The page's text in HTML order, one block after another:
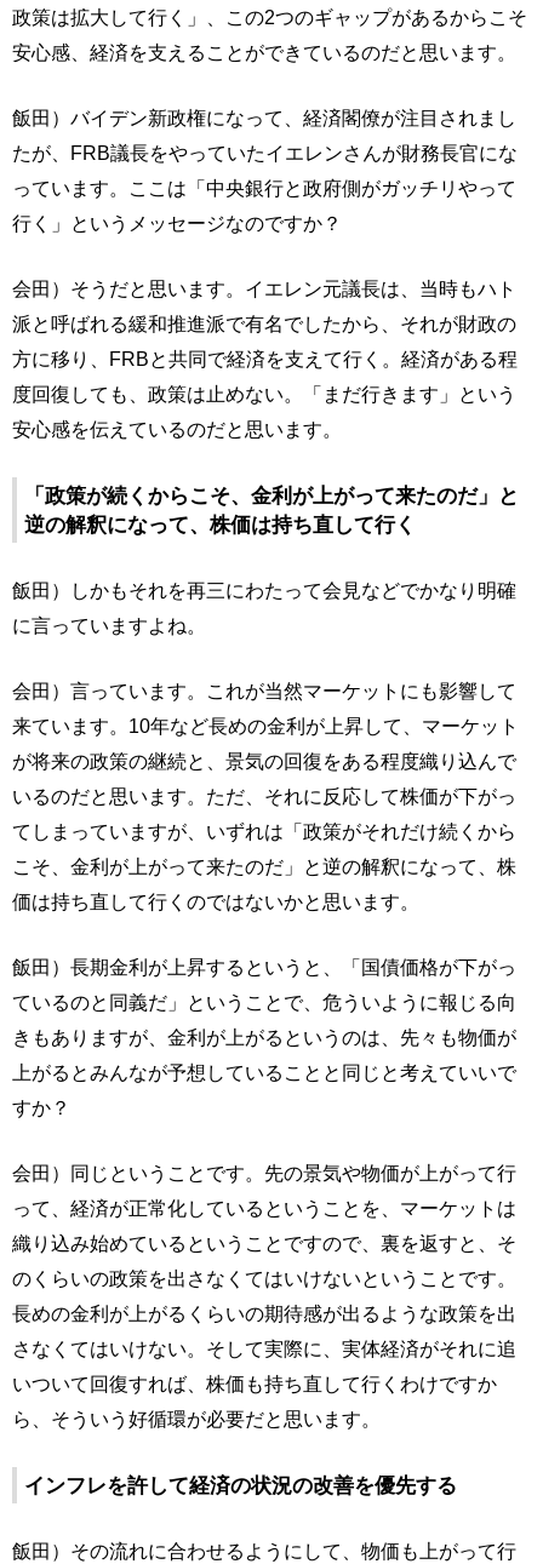
政策は拡大して行く」、この2つのギャップがあるからこそ
安心感、経済を支えることができているのだと思います。
飯田）バイデン新政権になって、経済閣僚が注目されまし
たが、FRB議長をやっていたイエレンさんが財務長官にな
っています。ここは「中央銀行と政府側がガッチリやって
行く」というメッセージなのですか？
会田）そうだと思います。イエレン元議長は、当時もハト
派と呼ばれる緩和推進派で有名でしたから、それが財政の
方に移り、FRBと共同で経済を支えて行く。経済がある程
度回復しても、政策は止めない。「まだ行きます」という
安心感を伝えているのだと思います。
「政策が続くからこそ、金利が上がって来たのだ」と
逆の解釈になって、株価は持ち直して行く
飯田）しかもそれを再三にわたって会見などでかなり明確
に言っていますよね。
会田）言っています。これが当然マーケットにも影響して
来ています。10年など長めの金利が上昇して、マーケット
が将来の政策の継続と、景気の回復をある程度織り込んで
いるのだと思います。ただ、それに反応して株価が下がっ
てしまっていますが、いずれは「政策がそれだけ続くから
こそ、金利が上がって来たのだ」と逆の解釈になって、株
価は持ち直して行くのではないかと思います。
飯田）長期金利が上昇するというと、「国債価格が下がっ
ているのと同義だ」ということで、危ういように報じる向
きもありますが、金利が上がるというのは、先々も物価が
上がるとみんなが予想していることと同じと考えていいで
すか？
会田）同じということです。先の景気や物価が上がって行
って、経済が正常化しているということを、マーケットは
織り込み始めているということですので、裏を返すと、そ
のくらいの政策を出さなくてはいけないということです。
長めの金利が上がるくらいの期待感が出るような政策を出
さなくてはいけない。そして実際に、実体経済がそれに追
いついて回復すれば、株価も持ち直して行くわけですか
ら、そういう好循環が必要だと思います。
インフレを許して経済の状況の改善を優先する
飯田）その流れに合わせるようにして、物価も上がって行